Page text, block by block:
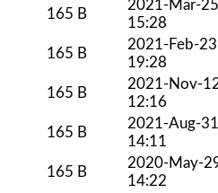
165 B
2021-Mar-25
15:28
165 B
2021-Feb-23
19:28
165 B
2021-Nov-
12:16
165 B
2021-Aug-31
14:11
165 B
2020-May-
14:22